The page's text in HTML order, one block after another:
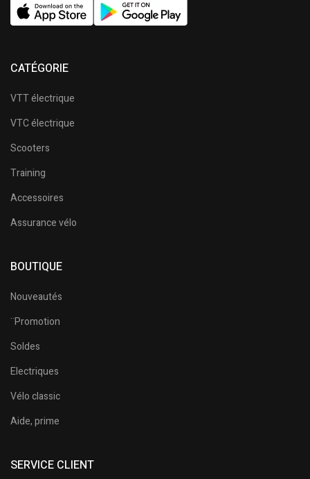
CATÉGORIE
VTT électrique
VTC électrique
Scooters
Training
Accessoires
Assurance vélo
BOUTIQUE
Nouveautés
¨Promotion
Soldes
Electriques
Vélo classic
Aide, prime
SERVICE CLIENT